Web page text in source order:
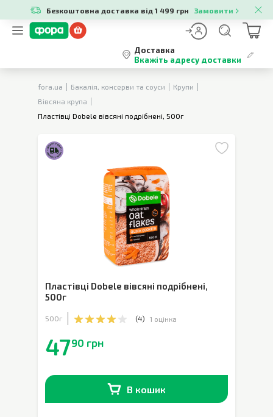
Безкоштовна доставка від 1 499 грн Замовити
Доставка
Вкажіть адресу доставки
fora.ua Бакалія, консерви та соуси
Крупи
Вівсяна крупа
Пластівці Dobele вівсяні подрібнені, 500г
Пластівці Dobele вівсяні подрібнені,
500г
500г (4) 1 оцінка
4790 грн
В кошик